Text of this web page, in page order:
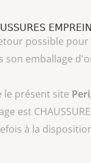
possible
emballage
le présent site
est
à la